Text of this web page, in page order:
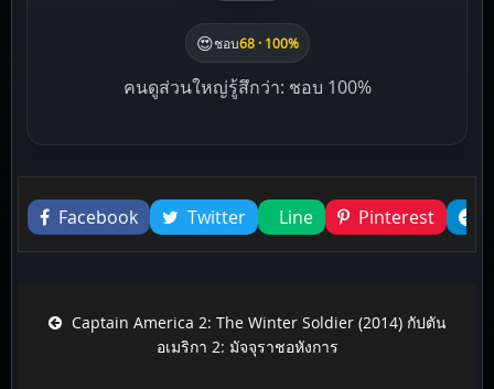
😍ชอบ68 · 100%
คนดูส่วนใหญ่รู้สึกว่า: ชอบ 100%
Liked this
Facebook
Twitter Line Pinterest
Post navigation
Captain America 2: The Winter Soldier (2014) กัปตัน
อเมริกา 2: มัจจุราชอหังการ